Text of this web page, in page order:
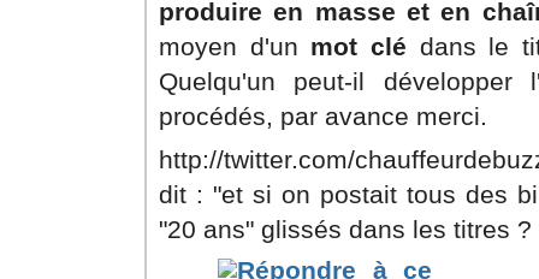
produire en masse et en
moyen d'un mot clé dans le
Quelqu'un peut-il
procédés, par avance merci.
http://twitter.com/
dit : "et si on postait tous des
"20 ans" glissés dans les titres ?